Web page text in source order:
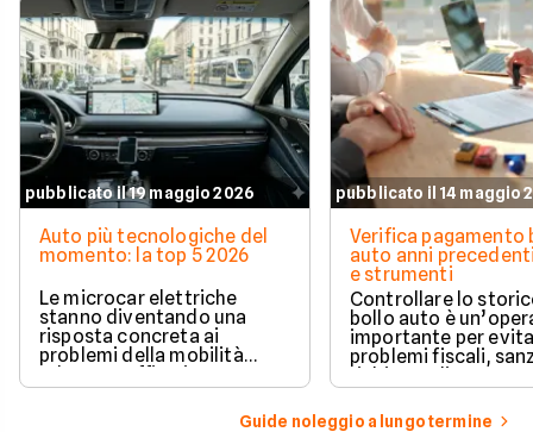
pubblicato il 19 maggio 2026
Auto più tecnologiche del
momento: la top 5 2026
Le microcar elettriche
stanno diventando una
risposta concreta ai
problemi della mobilità
urbana: traffico intenso,
parcheggi limitati e costi di
gestione sempre più alti.
pubblicato il 14 maggio
Verifica pagamento
auto anni
e strumenti
Controllare lo
bollo auto è
importante per
problemi fiscali,
richieste di
inattese.
Guide noleggio a lungo termine